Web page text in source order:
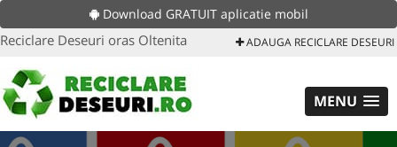
Download GRATUIT aplicatie mobil
Reciclare Deseuri oras Oltenita ADAUGA RECICLARE DESEURI
MENU